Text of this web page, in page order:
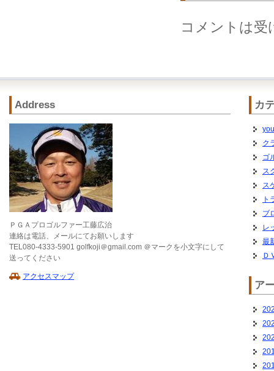
コメントは受
Address
ＰＧＡプロゴルファー工藤広治
連絡は電話、メールにてお願いします
TEL080-4333-5901 golfkoji＠gmail.com ＠マークを小文字にして
送ってください
アクセスマップ
カ
ク
ゴ
ス
ス
ト
ブ
レ
最
Ｄ
ア